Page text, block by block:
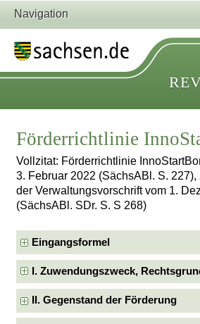
Navigation
Förderrichtlinie
Vollzitat: Förderrichtlinie
3. Februar 2022 (SächsABl. S.
der Verwaltungsvorschrift vom 1.
(SächsABl. SDr. S. S 268)
Eingangsformel
I. Zuwendungszweck,
II. Gegenstand der Förderung